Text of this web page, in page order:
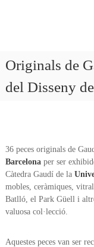
Gaudí
Originals de
del Disseny
36 peces originals de
Barcelonaper ser
Càtedra Gaudí de la
mobles, ceràmiques,
Batlló, el Park Güell i
valuosa col·lecció.
Aquestes peces van ser